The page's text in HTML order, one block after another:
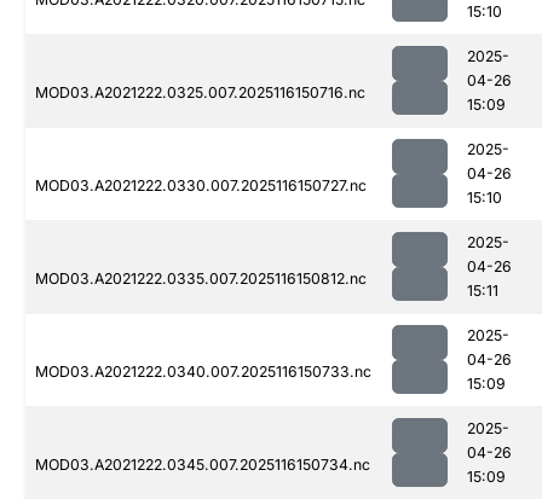
15:10
MOD03.A2021222.0325.007.2025116150716.nc
2025-
04-26
15:09
MOD03.A2021222.0330.007.2025116150727.nc
2025-
04-26
15:10
MOD03.A2021222.0335.007.2025116150812.nc
2025-
04-26
15:11
MOD03.A2021222.0340.007.2025116150733.nc
2025-
04-26
15:09
MOD03.A2021222.0345.007.2025116150734.nc
2025-
04-26
15:09